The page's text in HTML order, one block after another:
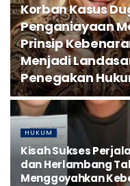
Korban Kasus
Penganiayaan
Prinsip
Menjadi
Penegakan
HUKUM
Kisah Sukses
dan Herlambang
Menggoyahkan